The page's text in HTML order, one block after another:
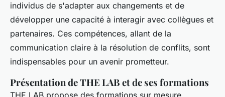
individus de s'adapter aux changements et de
développer une capacité à interagir avec collègues et
partenaires. Ces compétences, allant de la
communication claire à la résolution de conflits, sont
indispensables pour un avenir prometteur.
Présentation de THE LAB et de ses formations